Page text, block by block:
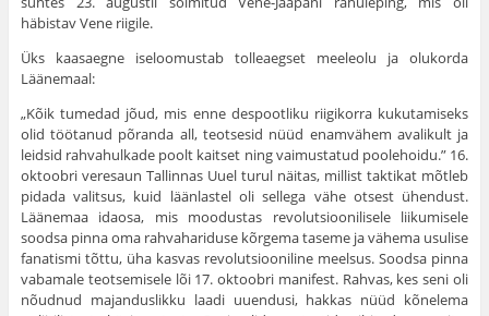
häbistav Vene riigile.
Üks kaasaegne iseloomustab tolleaegset meeleolu ja olu­korda
Läänemaal:
„Kõik tumedad jõud, mis enne despootliku riigikorra kukutamiseks
olid töötanud põranda all, teotsesid nüüd enamvähem avalikult ja
leidsid rahvahulkade poolt kaitset ning vaimustatud poolehoidu.” 16.
oktoobri veresaun Tallinnas Uuel turul näitas, millist taktikat mõtleb
pidada valitsus, kuid läänlastel oli sellega vähe otsest ühendust.
Läänemaa idaosa, mis moodustas revolutsioonilisele liikumisele
soodsa pinna oma rahvahariduse kõrgema taseme ja vähema usulise
fanatismi tõttu, üha kasvas revolutsiooniline meelsus. Soodsa pinna
vabamale teotsemisele lõi 17. oktoobri manifest. Rahvas, kes seni oli
nõudnud majanduslikku laadi uuendusi, hak­kas nüüd kõnelema